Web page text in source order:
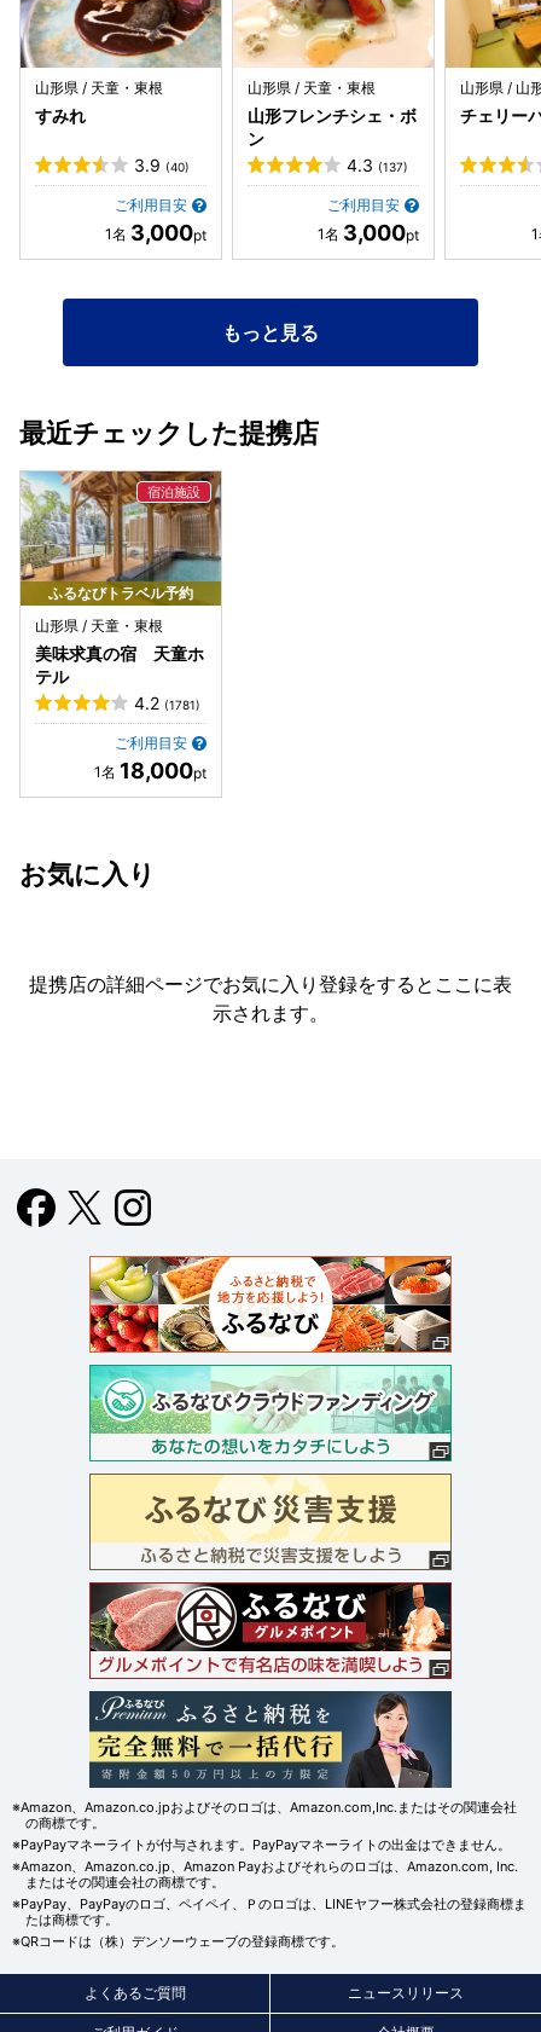
山形県 / 天童・東根
すみれ
3.9 (40)
ご利用目安
3,000
山形県 / 天童・東根
山形フレンチシェ・ボ
ン
4.3 (137)
ご利用目安
3,000
山形県 / 山
チェリー
もっと見る
最近チェックした提携店
ふるなびトラベル予約
山形県 / 天童・東根
美味求真の宿 天童ホ
テル
4.2 (1781)
ご利用目安
18,000
お気に入り
提携店の詳細ページでお気に入り登録をすると ここに表
示されます。
※Amazon、Amazon.co.jpおよびそのロゴは、Amazon.com,Inc.またはその関連会社
の商標です。
※PayPayマネーライトが付与されます。PayPayマネーライトの出金はできません。
※Amazon、Amazon.co.jp、Amazon Payおよびそれらのロゴは、Amazon.com, Inc.
またはその関連会社の商標です。
※PayPay、PayPayのロゴ、ペイペイ、Ｐのロゴは、LINEヤフー株式会社の登録商標ま
たは商標です。
※QRコードは（株）デンソーウェーブの登録商標です。
よくあるご質問 ニュースリリース